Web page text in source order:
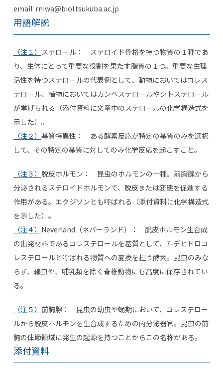
email: rniwa@biol.tsukuba.ac.jp
用語解説
（注１） ステロール： ステロイド骨格を持つ物質の１種であ
り、生体にとって重要な役割を果たす脂質の１つ。重要な生理
活性を持つステロールの代表例として、動物においてはコレス
テロール、植物においてはカンペステロールやシトステロール
が挙げられる（添付資料に文章中のステロールの化学構造式を
示した）。
（注２） 基質特異性： ある酵素反応が特定の基質のみを選択
して、その特定の基質に対してのみ化学反応を起こすこと。
（注３） 脱皮ホルモン： 昆虫のホルモンの一種。前胸腺から
分泌されるステロイドホルモンで、脱皮または変態を促進する
作用がある。エクジソンとも呼ばれる（添付資料に化学構造式
を示した）。
（注４） Neverland（ネバーランド）： 脱皮ホルモン生合成
の出発材料であるコレステロールを基質として、7-デヒドロコ
レステロールと呼ばれる物質への変換を担う酵素。昆虫のみな
らず、線虫や、哺乳類を除く脊椎動物にも高度に保存されてい
る。
（注５） 前胸腺： 昆虫の幼虫や蛹期において、コレステロー
ルから脱皮ホルモンを生合成するための内分泌器官。昆虫の前
胸の体節領域に発生の起源を持つことからこの名称がある。
添付資料